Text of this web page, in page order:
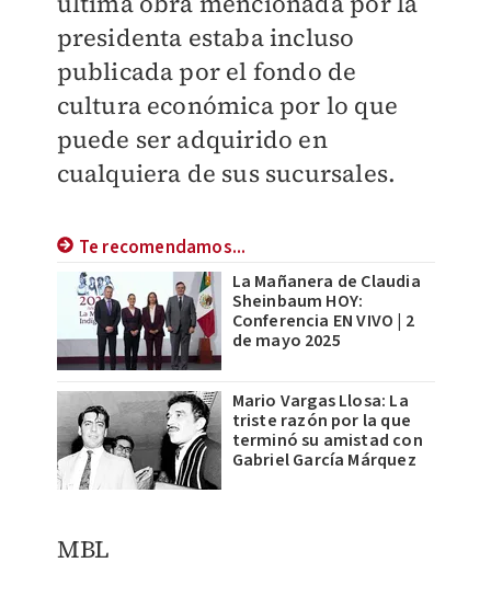
presidenta estaba incluso
publicada por el fondo de
cultura económica por lo que
puede ser adquirido en
cualquiera de sus sucursales.
Te recomendamos...
La Mañanera de Claudia
Sheinbaum HOY:
Conferencia EN VIVO | 2
de mayo 2025
Mario Vargas Llosa: La
triste razón por la que
terminó su amistad con
Gabriel García Márquez
MBL